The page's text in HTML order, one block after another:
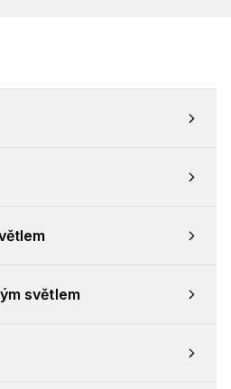
světlem